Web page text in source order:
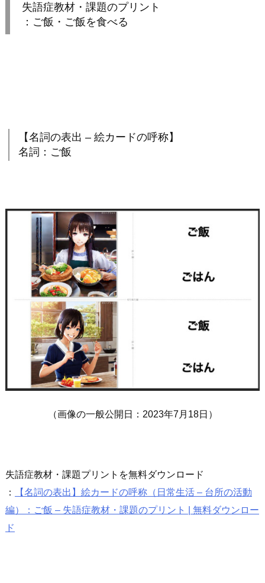
失語症教材・課題のプリント
：ご飯・ご飯を食べる
【名詞の表出 – 絵カードの呼称】
名詞：ご飯
（画像の一般公開日：2023年7月18日）
失語症教材・課題プリントを無料ダウンロード
：
【名詞の表出】絵カードの呼称（日常生活 – 台所の活動
編）：ご飯 – 失語症教材・課題のプリント | 無料ダウンロー
ド